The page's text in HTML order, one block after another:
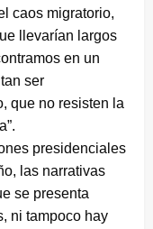
caos migratorio,
llevarían largos
en un
ser
que no resisten la
presidenciales
las narrativas
se presenta
ni tampoco hay